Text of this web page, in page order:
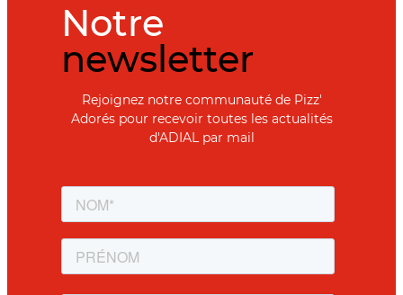
Notre
newsletter
Rejoignez notre communauté de Pizz'
Adorés pour recevoir toutes les actualités
d'ADIAL par mail